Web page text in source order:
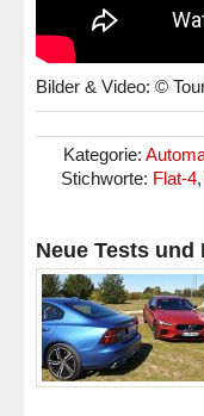
Bilder & Video: ©
Kategorie:
Stichworte: Flat-4,
Neue Tests und